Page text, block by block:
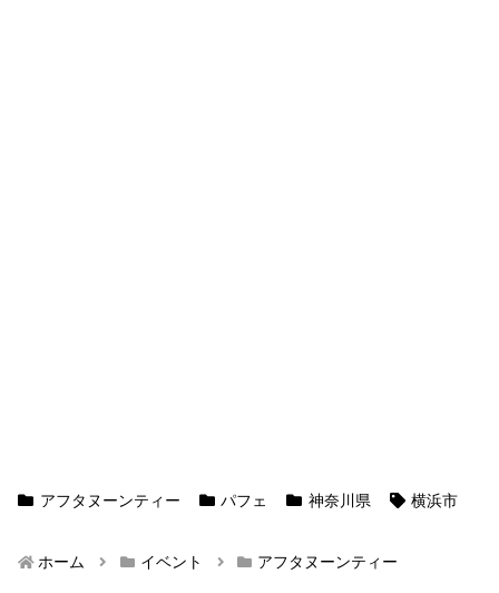
アフタヌーンティー パフェ 神奈川県 横浜市
ホーム イベント アフタヌーンティー